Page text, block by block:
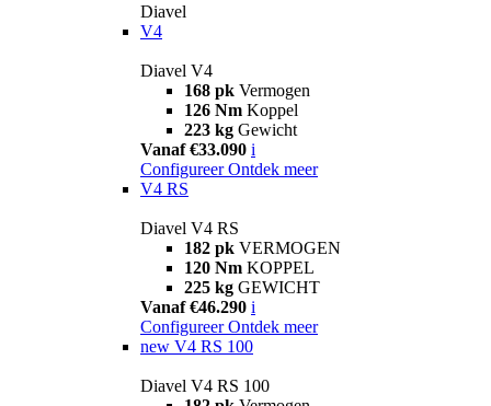
Diavel
V4
Diavel V4
168 pk Vermogen
126 Nm Koppel
223 kg Gewicht
Vanaf €33.090 i
Configureer Ontdek meer
V4 RS
Diavel V4 RS
182 pk VERMOGEN
120 Nm KOPPEL
225 kg GEWICHT
Vanaf €46.290 i
Configureer Ontdek meer
new V4 RS 100
Diavel V4 RS 100